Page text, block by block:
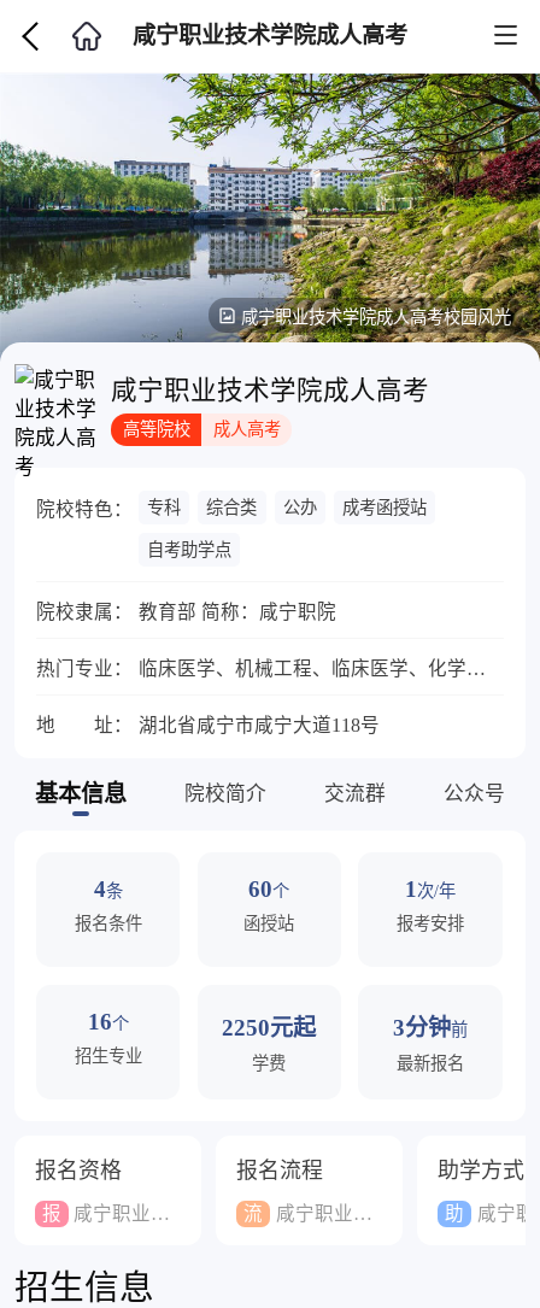
咸宁职业技术学院成人高考
咸宁职业技术学院成人高考校园风光
咸宁职业技术学院成人高考
高等院校 成人高考
院校特色： 专科 综合类 公办 成考函授站
自考助学点
院校隶属： 教育部 简称：咸宁职院
热门专业： 临床医学、机械工程、临床医学、化学工程与工艺
地 址： 湖北省咸宁市咸宁大道118号
基本信息 院校简介 交流群 公众号
4条
报名条件
60个
函授站
1 次/年
报考安排
16个
招生专业
2250元起
学费
3分钟前
最新报名
报名资格
报 咸宁职业技术学院成人高考报名资格
报名流程
流 咸宁职业技术学院成人高考报名流程
助学方式
助 咸宁职业技术学院成人高考
招生信息